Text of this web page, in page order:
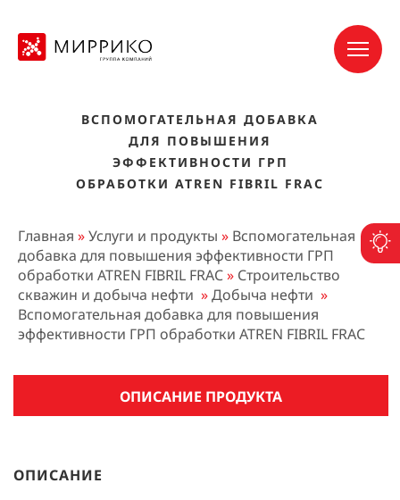
ВСПОМОГАТЕЛЬНАЯ ДОБАВКА
ДЛЯ ПОВЫШЕНИЯ
ЭФФЕКТИВНОСТИ ГРП
ОБРАБОТКИ ATREN FIBRIL FRAC
Главная »Услуги и продукты » Вспомогательная
добавка для повышения эффективности ГРП
обработки ATREN FIBRIL FRAC» Строительство
скважин и добыча нефти »Добыча нефти »
Вспомогательная добавка для повышения
эффективности ГРП обработки ATREN FIBRIL FRAC
ОПИСАНИЕ ПРОДУКТА
ОПИСАНИЕ